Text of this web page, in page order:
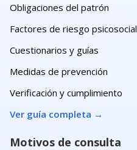
Obligaciones del patrón
Factores de riesgo psicosocial
Cuestionarios y guías
Medidas de prevención
Verificación y cumplimiento
Ver guía completa →
Motivos de consulta